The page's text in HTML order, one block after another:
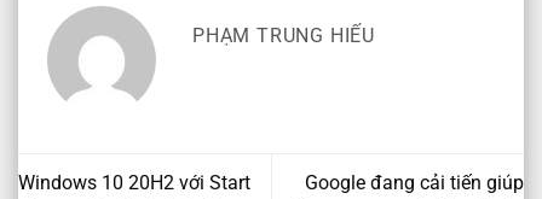
PHẠM TRUNG HIẾU
Windows 10 20H2 với Start
Google đang cải tiến giúp